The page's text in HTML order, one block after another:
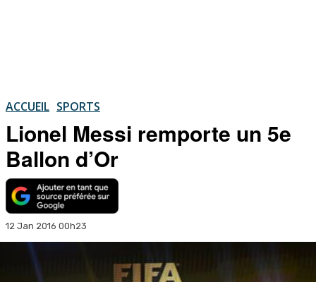
ACCUEIL SPORTS
Lionel Messi remporte un 5e
Ballon d’Or
12 Jan 2016 00h23